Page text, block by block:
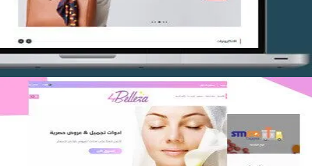
اعادة تصميم متجر فوربليزا